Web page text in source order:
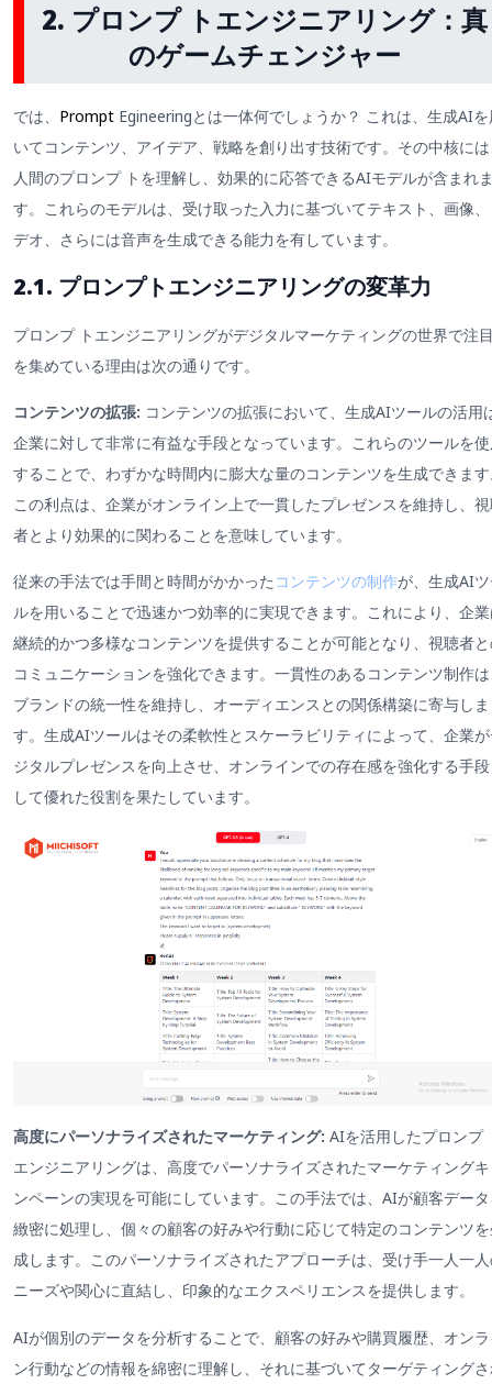
2. プロンプ トエンジニアリング：真
のゲームチェンジャー
では、 Prompt Egineeringとは一体何でしょうか？ これは、生成AI
いてコンテンツ、アイデア、戦略を創り出す技術です。その中核に
人間のプロンプ トを理解し、効果的に応答できるAIモデルが含まれ
す。これらのモデルは、受け取った入力に基づいてテキスト、画像
デオ、さらには音声を生成できる能力を有しています。
2.1. プロンプトエンジニアリングの変革力
プロンプ トエンジニアリングがデジタルマーケティングの世界で注
を集めている理由は次の通りです。
コンテンツの拡張: コンテンツの拡張において、生成AIツールの活用
企業に対して非常に有益な手段となっています。これらのツールを
することで、わずかな時間内に膨大な量のコンテンツを生成できま
この利点は、企業がオンライン上で一貫したプレゼンスを維持し、
者とより効果的に関わることを意味しています。
従来の手法では手間と時間がかかった コンテンツの制作が、生成AI
ルを用いることで迅速かつ効率的に実現できます。これにより、企
継続的かつ多様なコンテンツを提供することが可能となり、視聴者
コミュニケーションを強化できます。一貫性のあるコンテンツ制作
ブランドの統一性を維持し、オーディエンスとの関係構築に寄与しま
す。生成AIツールはその柔軟性とスケーラビリティによって、企業
ジタルプレゼンスを向上させ、オンラインでの存在感を強化する手
して優れた役割を果たしています。
高度にパーソナライズされたマーケティング: AIを活用したプロンプ
エンジニアリングは、高度でパーソナライズされたマーケティング
ンペーンの実現を可能にしています。この手法では、AIが顧客デー
緻密に処理し、個々の顧客の好みや行動に応じて特定のコンテンツ
成します。このパーソナライズされたアプローチは、受け手一人一
ニーズや関心に直結し、印象的なエクスペリエンスを提供します。
AIが個別のデータを分析することで、顧客の好みや購買履歴、オン
ン行動などの情報を綿密に理解し、それに基づいてターゲティング